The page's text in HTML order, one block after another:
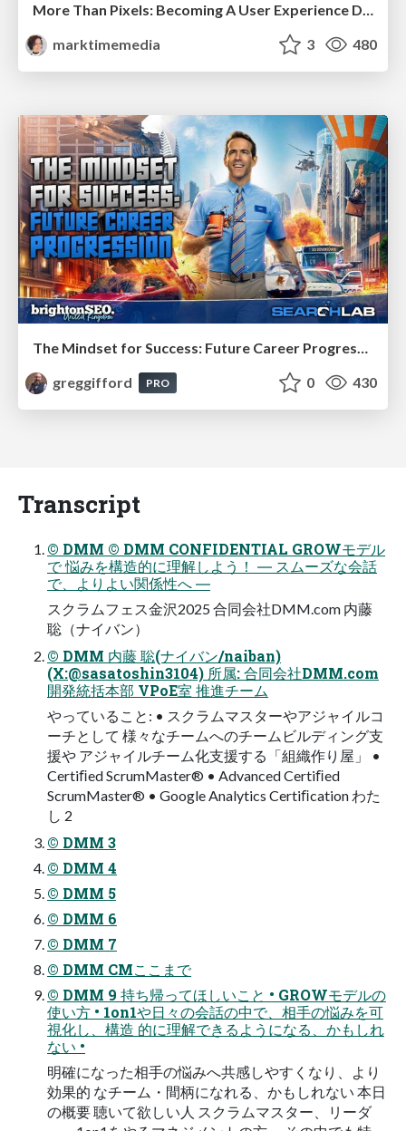
More Than Pixels: Becoming A User Experience Designer
marktimemedia
3 480
greggifford
PRO 0 430
Transcript
© DMM © DMM CONFIDENTIAL GROWモデル
で 悩みを構造的に理解しよう！ ― スムーズな会話
で、よりよい関係性へ ―
スクラムフェス金沢2025 合同会社DMM.com 内藤
聡（ナイバン）
© DMM 内藤 聡(ナイバン/naiban)
(X:@sasatoshin3104) 所属: 合同会社DMM.com
開発統括本部 VPoE室 推進チーム
やっていること: • スクラムマスターやアジャイルコ
ーチとして 様々なチームへのチームビルディング支
援や アジャイルチーム化支援する「組織作り屋」 •
Certiﬁed ScrumMaster® • Advanced Certiﬁed
ScrumMaster® • Google Analytics Certiﬁcation わた
し 2
© DMM 3
© DMM 4
© DMM 5
© DMM 6
© DMM 7
© DMM CMここまで
© DMM 9 持ち帰ってほしいこと • GROWモデルの
使い方 • 1on1や日々の会話の中で、相手の悩みを可
視化し、構造 的に理解できるようになる、かもしれ
ない •
明確になった相手の悩みへ共感しやすくなり、より
効果的 なチーム・間柄になれる、かもしれない 本日
の概要 聴いて欲しい人 スクラムマスター、リーダ